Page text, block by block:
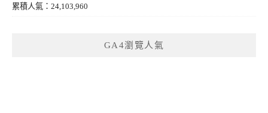
累積人氣：24,103,960
GA4瀏覽人氣